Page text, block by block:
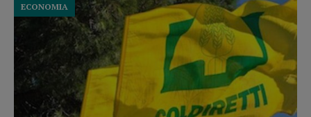
ECONOMIA